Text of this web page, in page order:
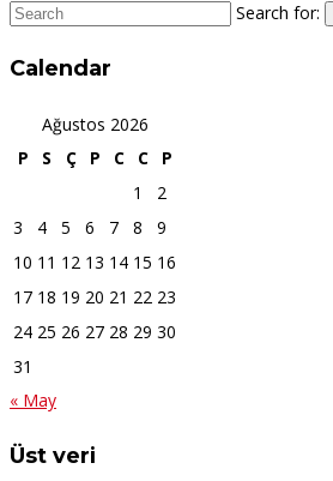
Search for:
Calendar
Ağustos 2026
P
S Ç P C C
P
1
2
3
4 5 6 7 8
9
10 11 12 13 14 15 16
17 18 19 20 21 22 23
24 25 26 27 28 29 30
31
« May
Üst veri